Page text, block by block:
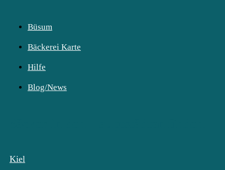
Büsum
Bäckerei Karte
Hilfe
Blog/News
Kiel